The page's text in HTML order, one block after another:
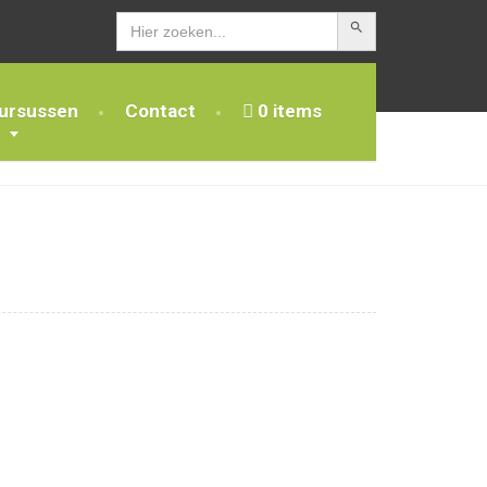
Zoek
naar:
Zoekknop
Contact 0 items